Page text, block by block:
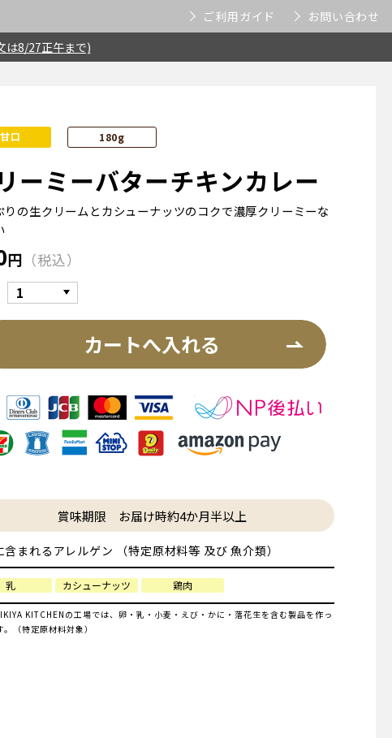
ご利用ガイド
お問い合わせ
は8/27正午まで)
甘口 180g
ーミーバターチキンカレー
りの生クリームとカシューナッツのコクで濃厚クリーミーな
円 税込
カートへ入れる
賞味期限 お届け時約4か月半以上
含まれるアレルゲン （特定原材料等 及び 魚介類）
乳 カシューナッツ 鶏肉
KITCHENの工場では、卵・乳・小麦・えび・かに・落花生を含む製品を作っ
。（特定原材料対象）